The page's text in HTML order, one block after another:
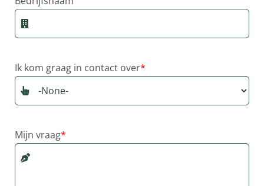
Ik kom graag in contact over*
Mijn vraag*